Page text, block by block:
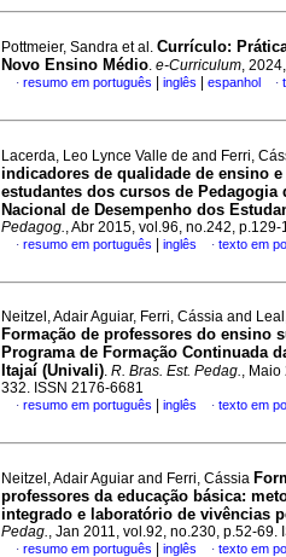
Pottmeier, Sandra et al. Currículo:
Novo Ensino Médio. e-Curriculum,
· resumo em português inglês espanhol ·
Lacerda, Leo Lynce Valle de and Ferri,
indicadores de qualidade de ensino
estudantes dos cursos de Pedagogia
Nacional de Desempenho dos
Pedagog., Abr 2015, vol.96, no.242,
· resumo em português inglês · texto em
Neitzel, Adair Aguiar, Ferri, Cássia and
Formação de professores do ensino
Programa de Formação Continuada
Itajaí (Univali). R. Bras. Est. Pedag., Maio
332. ISSN 2176-6681
· resumo em português inglês · texto em
Neitzel, Adair Aguiar and Ferri, Cássia
professores da educação básica:
integrado e laboratório de vivências
Pedag., Jan 2011, vol.92, no.230, p.52-69.
· resumo em português inglês · texto em